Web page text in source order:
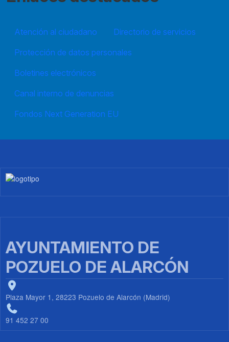
Atención al ciudadano
Directorio de servicios
Protección de datos personales
Boletines electrónicos
Canal interno de denuncias
Fondos Next Generation EU
Imagen
AYUNTAMIENTO DE
POZUELO DE ALARCÓN
Plaza Mayor 1, 28223 Pozuelo de Alarcón (Madrid)
91 452 27 00